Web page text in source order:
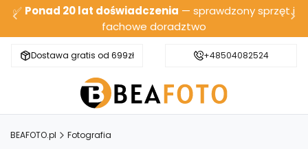
✅ Ponad 20 lat doświadczenia — sprawdzony sprzęt i
fachowe doradztwo
Dostawa gratis od 699zł Bezpieczna wysyłka
+48504082524
BEAFOTO.pl Fotografia